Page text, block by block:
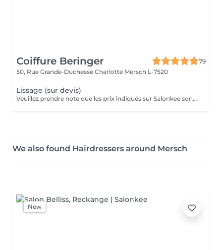
Coiffure Beringer
79
50, Rue Grande-Duchesse Charlotte Mersch L-7520
Lissage (sur devis)
Veuillez prendre note que les prix indiqués sur Salonkee sont communiqués à titre informatif et s'entendent de base. Ces derniers sont susceptibles de varier selon le diagnostic réalisé à votre arrivée au salon et l'expertise du professionnel à qui vous confiez votre beauté. Dans tous les cas, un devis précis vous sera proposé et toutes réalisations de prestations seront effectuées avec votre accord. Un grand merci d'avance pour votre compréhension. Au plaisir de vous recevoir très vite.
We also found Hairdressers around Mersch
New